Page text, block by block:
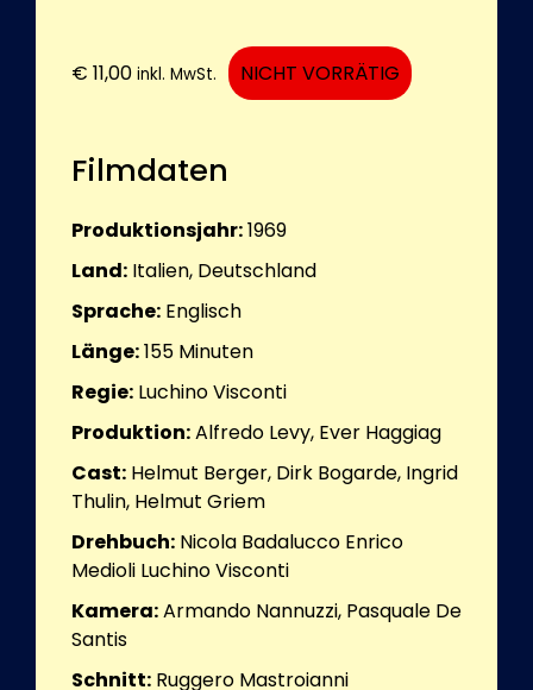
€ 11,00 inkl. MwSt. NICHT VORRÄTIG
Filmdaten
Produktionsjahr:1969
Land: Italien, Deutschland
Sprache: Englisch
Länge:155 Minuten
Regie: Luchino Visconti
Produktion:Alfredo Levy, Ever Haggiag
Cast: Helmut Berger, Dirk Bogarde, Ingrid
Thulin, Helmut Griem
Drehbuch: Nicola Badalucco Enrico
Medioli Luchino Visconti
Kamera:Armando Nannuzzi, Pasquale De
Santis
Schnitt: Ruggero Mastroianni